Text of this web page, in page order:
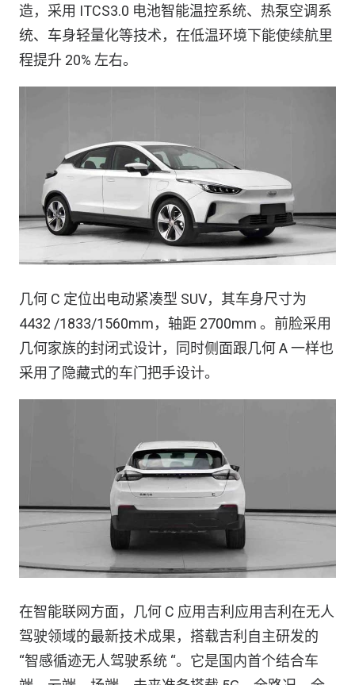
造，采用 ITCS3.0 电池智能温控系统、热泵空调系
统、车身轻量化等技术，在低温环境下能使续航里
程提升 20% 左右。
几何 C 定位出电动紧凑型 SUV，其车身尺寸为
4432 /1833/1560mm，轴距 2700mm 。前脸采用
几何家族的封闭式设计，同时侧面跟几何 A 一样也
采用了隐藏式的车门把手设计。
在智能联网方面，几何 C 应用吉利应用吉利在无人
驾驶领域的最新技术成果，搭载吉利自主研发的
“智感循迹无人驾驶系统 “。它是国内首个结合车